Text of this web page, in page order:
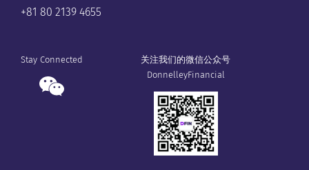
+81 80 2139 4655
Stay Connected
关注我们的微信公众号
DonnelleyFinancial